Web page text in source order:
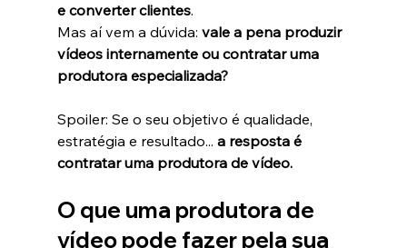
e converter clientes.
Mas aí vem a dúvida: vale a pena produzir
vídeos internamente ou contratar uma
produtora especializada?
Spoiler: Se o seu objetivo é qualidade,
estratégia e resultado... a resposta é
contratar uma produtora de vídeo.
O que uma produtora de
vídeo pode fazer pela sua